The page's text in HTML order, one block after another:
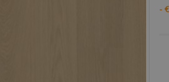
- €